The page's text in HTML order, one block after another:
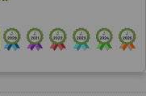
narzędzi
wRegulaminie